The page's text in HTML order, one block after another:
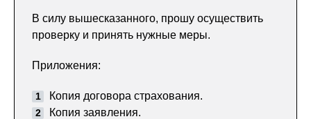
В силу вышесказанного, прошу осуществить
проверку и принять нужные меры.
Приложения:
Копия договора страхования.
Копия заявления.